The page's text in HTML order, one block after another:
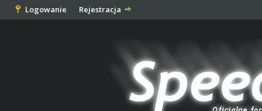
Logowanie Rejestracja